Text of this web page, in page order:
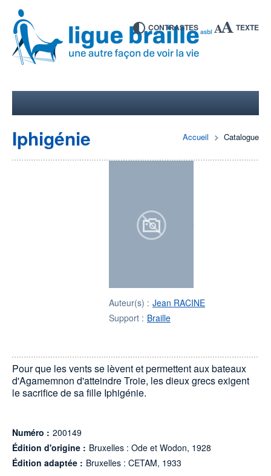
CONTRASTES TEXTE
Accueil Catalogue
Iphigénie
Auteur(s) : Jean RACINE
Support : Braille
Pour que les vents se lèvent et permettent aux bateaux
d'Agamemnon d'atteindre Troie, les dieux grecs exigent
le sacrifice de sa fille Iphigénie.
Numéro : 200149
Édition d'origine : Bruxelles : Ode et Wodon, 1928
Édition adaptée : Bruxelles : CETAM, 1933